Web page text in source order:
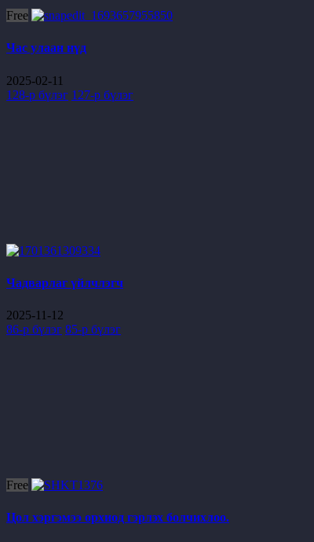
Free
Час улаан нүд
2025-02-11
128-р бүлэг 127-р бүлэг
Чадварлаг үйлчлэгч
2025-11-12
86-р бүлэг 85-р бүлэг
Free
Цол хэргэмээ орхиод гэрлэх болчихлоо.